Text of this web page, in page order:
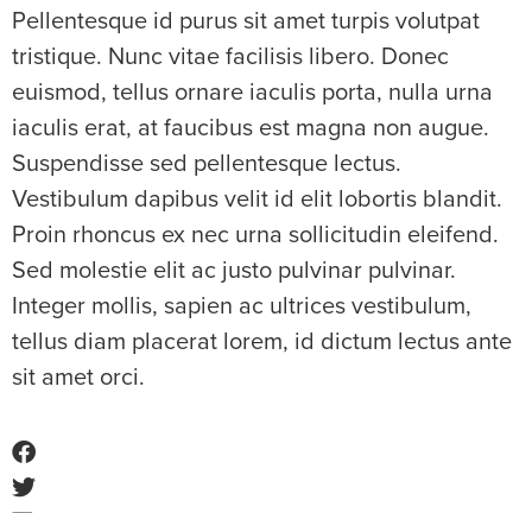
Pellentesque id purus sit amet turpis volutpat
tristique. Nunc vitae facilisis libero. Donec
euismod, tellus ornare iaculis porta, nulla urna
iaculis erat, at faucibus est magna non augue.
Suspendisse sed pellentesque lectus.
Vestibulum dapibus velit id elit lobortis blandit.
Proin rhoncus ex nec urna sollicitudin eleifend.
Sed molestie elit ac justo pulvinar pulvinar.
Integer mollis, sapien ac ultrices vestibulum,
tellus diam placerat lorem, id dictum lectus ante
sit amet orci.